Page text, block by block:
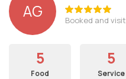
AG Booked and
5
Food
5
Service